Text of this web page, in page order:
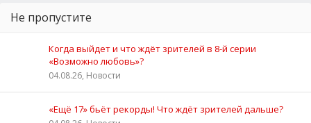
Не пропустите
Когда выйдет и что ждёт зрителей в 8-й серии
«Возможно любовь»?
04.08.26, Новости
«Ещё 17» бьёт рекорды! Что ждёт зрителей дальше?